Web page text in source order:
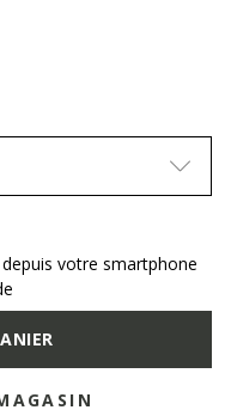
votre smartphone